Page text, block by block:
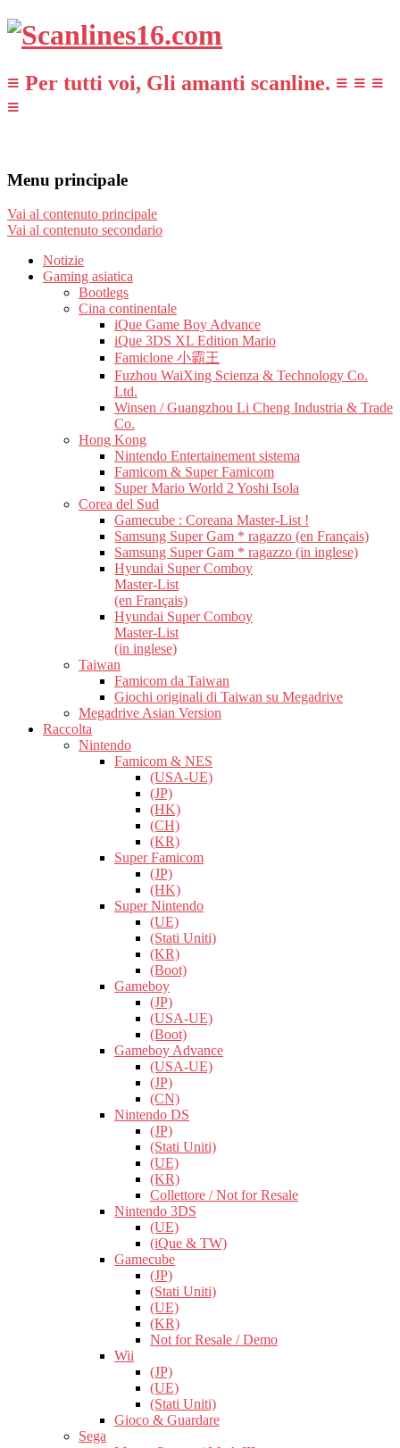
≡ Per tutti voi, Gli amanti scanline. ≡ ≡ ≡
≡
Menu principale
Vai al contenuto principale
Vai al contenuto secondario
Notizie
Gaming asiatica
Bootlegs
Cina continentale
iQue Game Boy Advance
iQue 3DS XL Edition Mario
Famiclone 小霸王
Fuzhou WaiXing Scienza & Technology Co.
Ltd.
Winsen / Guangzhou Li Cheng Industria & Trade
Co.
Hong Kong
Nintendo Entertainement sistema
Famicom & Super Famicom
Super Mario World 2 Yoshi Isola
Corea del Sud
Gamecube : Coreana Master-List !
Samsung Super Gam * ragazzo (en Français)
Samsung Super Gam * ragazzo (in inglese)
Hyundai Super Comboy
Master-List
(en Français)
Hyundai Super Comboy
Master-List
(in inglese)
Taiwan
Famicom da Taiwan
Giochi originali di Taiwan su Megadrive
Megadrive Asian Version
Raccolta
Nintendo
Famicom & NES
(USA-UE)
(JP)
(HK)
(CH)
(KR)
Super Famicom
(JP)
(HK)
Super Nintendo
(UE)
(Stati Uniti)
(KR)
(Boot)
Gameboy
(JP)
(USA-UE)
(Boot)
Gameboy Advance
(USA-UE)
(JP)
(CN)
Nintendo DS
(JP)
(Stati Uniti)
(UE)
(KR)
Collettore / Not for Resale
Nintendo 3DS
(UE)
(iQue & TW)
Gamecube
(JP)
(Stati Uniti)
(UE)
(KR)
Not for Resale / Demo
Wii
(JP)
(UE)
(Stati Uniti)
Gioco & Guardare
Sega